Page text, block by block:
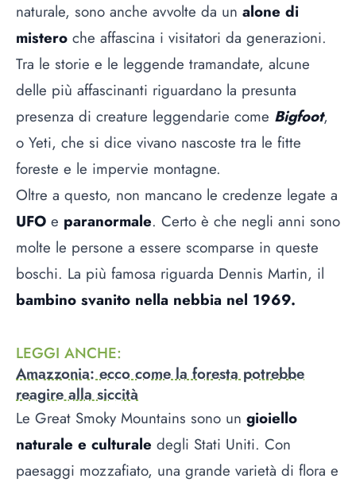
naturale, sono anche avvolte da un alone di
mistero che affascina i visitatori da generazioni.
Tra le storie e le leggende tramandate, alcune
delle più affascinanti riguardano la presunta
presenza di creature leggendarie come Bigfoot,
o Yeti, che si dice vivano nascoste tra le fitte
foreste e le impervie montagne.
Oltre a questo, non mancano le credenze legate a
UFO e paranormale. Certo è che negli anni sono
molte le persone a essere scomparse in queste
boschi. La più famosa riguarda Dennis Martin, il
bambino svanito nella nebbia nel 1969.
LEGGI ANCHE:
Amazzonia: ecco come la foresta potrebbe
reagire alla siccità
Le Great Smoky Mountains sono un gioiello
naturale e culturale degli Stati Uniti. Con
paesaggi mozzafiato, una grande varietà di flora e